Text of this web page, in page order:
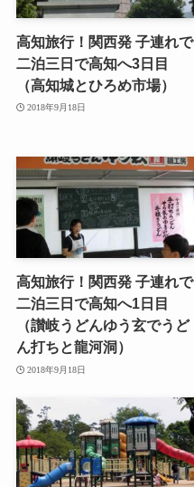
高知旅行！関西発 子連れで
二泊三日で高知へ3日目
（高知城とひろめ市場）
2018年9月18日
高知旅行！関西発 子連れで
二泊三日で高知へ1日目
（讃岐うどんゆう玄でうど
ん打ちと龍河洞）
2018年9月18日